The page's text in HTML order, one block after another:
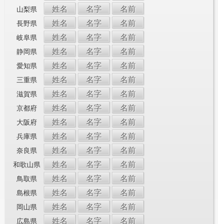
山梨県 姓名 名字 名前
長野県 姓名 名字 名前
岐阜県 姓名 名字 名前
静岡県 姓名 名字 名前
愛知県 姓名 名字 名前
三重県 姓名 名字 名前
滋賀県 姓名 名字 名前
京都府 姓名 名字 名前
大阪府 姓名 名字 名前
兵庫県 姓名 名字 名前
奈良県 姓名 名字 名前
和歌山県 姓名 名字 名前
鳥取県 姓名 名字 名前
島根県 姓名 名字 名前
岡山県 姓名 名字 名前
広島県 姓名 名字 名前